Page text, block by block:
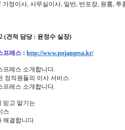
가정이사, 사무실이사, 일반, 반포장, 원룸,
(견적 담당 : 윤정수 실장)
프레스 : http://www.pojangesa.kr/
프레스 소개합니다.
정직원들의 이사 서비스
프레스 소개합니다.
믿고 맡기는
스
해결합니다.